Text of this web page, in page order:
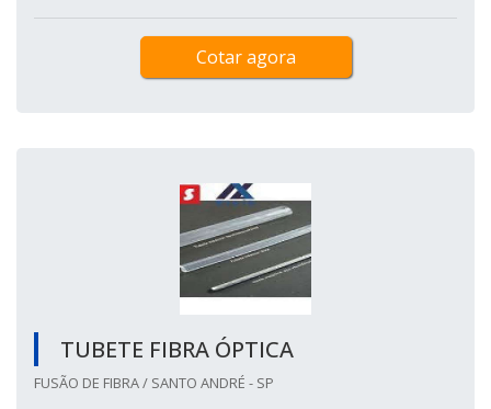
Cotar agora
TUBETE FIBRA ÓPTICA
FUSÃO DE FIBRA / SANTO ANDRÉ - SP